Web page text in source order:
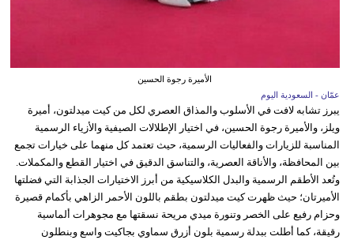
الأميرة رجوة الحسين
عمّان - السعودية اليوم
يبرز تشابه لافت في الأسلوب والمذاق العصري لكل من كيت ميدلتون، أميرة
ويلز، والأميرة رجوة الحسين، في اختيار الإطلالات الصيفية والأزياء الرسمية
المناسبة للزيارات والفعاليات الرسمية، حيث تعتمد كل منهما على خيارات تجمع
بين المحافظة، والأناقة العصرية، والتناسق الدقيق في اختيار القطع والمكملات.
وتُعد الأطقم الرسمية والبدل الكلاسيكية من أبرز الاختيارات الجذابة التي فضلتها
الأميرتان؛ حيث ظهرت كيت ميدلتون بطقم باللون الأحمر الزاهي بأكمام قصيرة
وحزام رفيع على الخصر وتنورة ميدي مريحة نسقتها مع مجوهرات ألماسية
رقيقة، كما أطلت ببدلة رسمية بلون أزرق سماوي بجاكيت واسع وبنطلون